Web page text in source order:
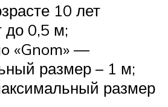
10 лет
до 0,5 м;
«Gnom» —
размер – 1 м;
размер